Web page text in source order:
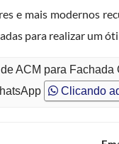
e mais modernos
para realizar um
ACM para
Clicando